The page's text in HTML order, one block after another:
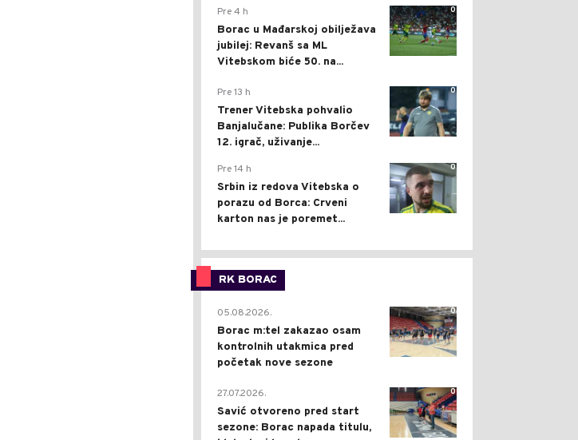
0
Pre 4 h
Borac u Mađarskoj obilježava
jubilej: Revanš sa ML
Vitebskom biće 50. na...
0
Pre 13 h
Trener Vitebska pohvalio
Banjalučane: Publika Borčev
12. igrač, uživanje...
0
Pre 14 h
Srbin iz redova Vitebska o
porazu od Borca: Crveni
karton nas je poremet...
RK BORAC
0
05.08.2026.
Borac m:tel zakazao osam
kontrolnih utakmica pred
početak nove sezone
0
27.07.2026.
Savić otvoreno pred start
sezone: Borac napada titulu,